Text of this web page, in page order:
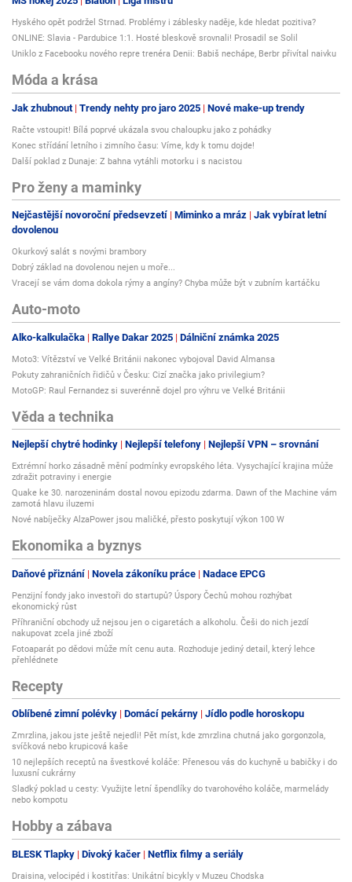
Hyského opět podržel Strnad. Problémy i záblesky naděje, kde hledat pozitiva?
ONLINE: Slavia - Pardubice 1:1. Hosté bleskově srovnali! Prosadil se Solil
Uniklo z Facebooku nového repre trenéra Denii: Babiš nechápe, Berbr přivítal naivku
Móda a krása
Jak zhubnout Trendy nehty pro jaro 2025 Nové make-up trendy
Račte vstoupit! Bílá poprvé ukázala svou chaloupku jako z pohádky
Konec střídání letního i zimního času: Víme, kdy k tomu dojde!
Další poklad z Dunaje: Z bahna vytáhli motorku i s nacistou
Pro ženy a maminky
Nejčastější novoroční předsevzetí Miminko a mráz Jak vybírat letní
dovolenou
Okurkový salát s novými brambory
Dobrý základ na dovolenou nejen u moře...
Vracejí se vám doma dokola rýmy a angíny? Chyba může být v zubním kartáčku
Auto-moto
Alko-kalkulačka Rallye Dakar 2025 Dálniční známka 2025
Moto3: Vítězství ve Velké Británii nakonec vybojoval David Almansa
Pokuty zahraničních řidičů v Česku: Cizí značka jako privilegium?
MotoGP: Raul Fernandez si suverénně dojel pro výhru ve Velké Británii
Věda a technika
Nejlepší chytré hodinky Nejlepší telefony Nejlepší VPN – srovnání
Extrémní horko zásadně mění podmínky evropského léta. Vysychající krajina může
zdražit potraviny i energie
Quake ke 30. narozeninám dostal novou epizodu zdarma. Dawn of the Machine vám
zamotá hlavu iluzemi
Nové nabíječky AlzaPower jsou maličké, přesto poskytují výkon 100 W
Ekonomika a byznys
Daňové přiznání Novela zákoníku práce Nadace EPCG
Penzijní fondy jako investoři do startupů? Úspory Čechů mohou rozhýbat
ekonomický růst
Příhraniční obchody už nejsou jen o cigaretách a alkoholu. Češi do nich jezdí
nakupovat zcela jiné zboží
Fotoaparát po dědovi může mít cenu auta. Rozhoduje jediný detail, který lehce
přehlédnete
Recepty
Oblíbené zimní polévky Domácí pekárny Jídlo podle horoskopu
Zmrzlina, jakou jste ještě nejedli! Pět míst, kde zmrzlina chutná jako gorgonzola,
svíčková nebo krupicová kaše
10 nejlepších receptů na švestkové koláče: Přenesou vás do kuchyně u babičky i do
luxusní cukrárny
Sladký poklad u cesty: Využijte letní špendlíky do tvarohového koláče, marmelády
nebo kompotu
Hobby a zábava
BLESK Tlapky Divoký kačer Netflix filmy a seriály
Draisina, velocipéd i kostitřas: Unikátní bicykly v Muzeu Chodska